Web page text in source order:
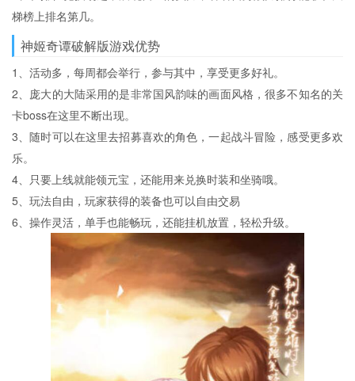
梯榜上排名第几。
神姬奇谭破解版游戏优势
1、活动多，每周都会举行，参与其中，享受更多好礼。
2、庞大的大陆采用的是非常国风韵味的画面风格，很多不知名的关
卡boss在这里不断出现。
3、随时可以在这里去招募喜欢的角色，一起战斗冒险，感受更多欢
乐。
4、只要上线就能领元宝，还能用来兑换时装和坐骑哦。
5、玩法自由，玩家获得的装备也可以自由交易
6、操作灵活，单手也能畅玩，还能挂机放置，轻松升级。